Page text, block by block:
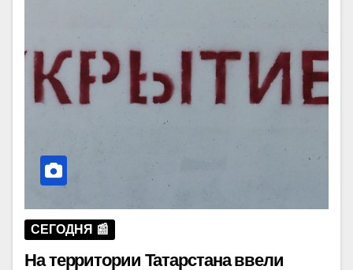
СЕГОДНЯ 📰
На территории Татарстана ввели